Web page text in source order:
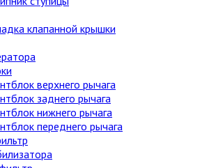
клапанной крышки
верхнего рычага
заднего рычага
нижнего рычага
переднего рычага